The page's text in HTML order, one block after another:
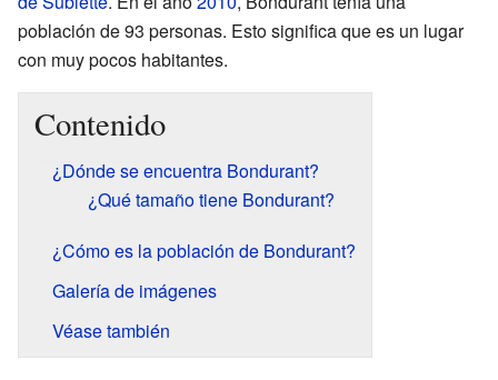
población de 93 personas. Esto significa que es un lugar
con muy pocos habitantes.
Contenido
¿Dónde se encuentra Bondurant?
¿Qué tamaño tiene Bondurant?
¿Cómo es la población de Bondurant?
Galería de imágenes
Véase también